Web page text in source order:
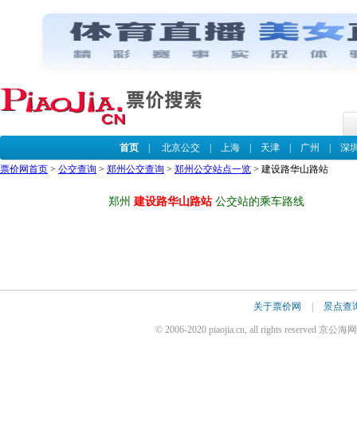
首页| 北京公交| 上海| 天津| 广州
深
票价网首页 > 公交查询 > 郑州公交查询 > 郑州公交站点一览 > 建设路华山路站
郑州 建设路华山路站公交站的乘车路线
关于票价网 景点查
© 2006-2020 piaojia.cn, all rights reserved 京公海